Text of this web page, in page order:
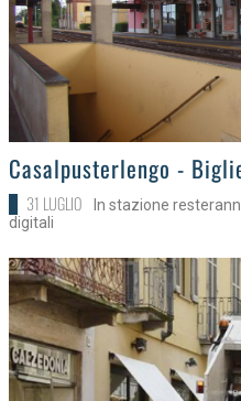
>
Casalpusterlengo -
31 LUGLIO
In stazione
digitali